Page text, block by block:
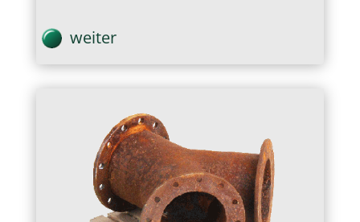
weiter